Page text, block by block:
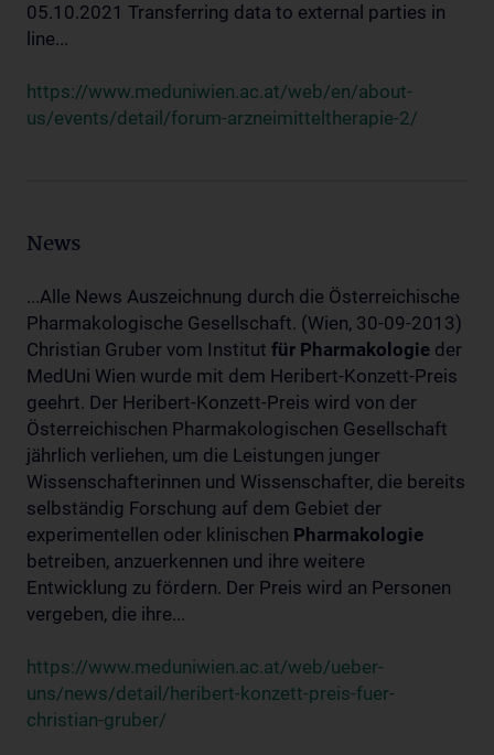
05.10.2021 Transferring data to external parties in
line...
https://www.meduniwien.ac.at/web/en/about-
us/events/detail/forum-arzneimitteltherapie-2/
News
...Alle News Auszeichnung durch die Österreichische
Pharmakologische Gesellschaft. (Wien, 30-09-2013)
Christian Gruber vom Institut für Pharmakologie der
MedUni Wien wurde mit dem Heribert-Konzett-Preis
geehrt. Der Heribert-Konzett-Preis wird von der
Österreichischen Pharmakologischen Gesellschaft
jährlich verliehen, um die Leistungen junger
Wissenschafterinnen und Wissenschafter, die bereits
selbständig Forschung auf dem Gebiet der
experimentellen oder klinischen Pharmakologie
betreiben, anzuerkennen und ihre weitere
Entwicklung zu fördern. Der Preis wird an Personen
vergeben, die ihre...
https://www.meduniwien.ac.at/web/ueber-
uns/news/detail/heribert-konzett-preis-fuer-
christian-gruber/